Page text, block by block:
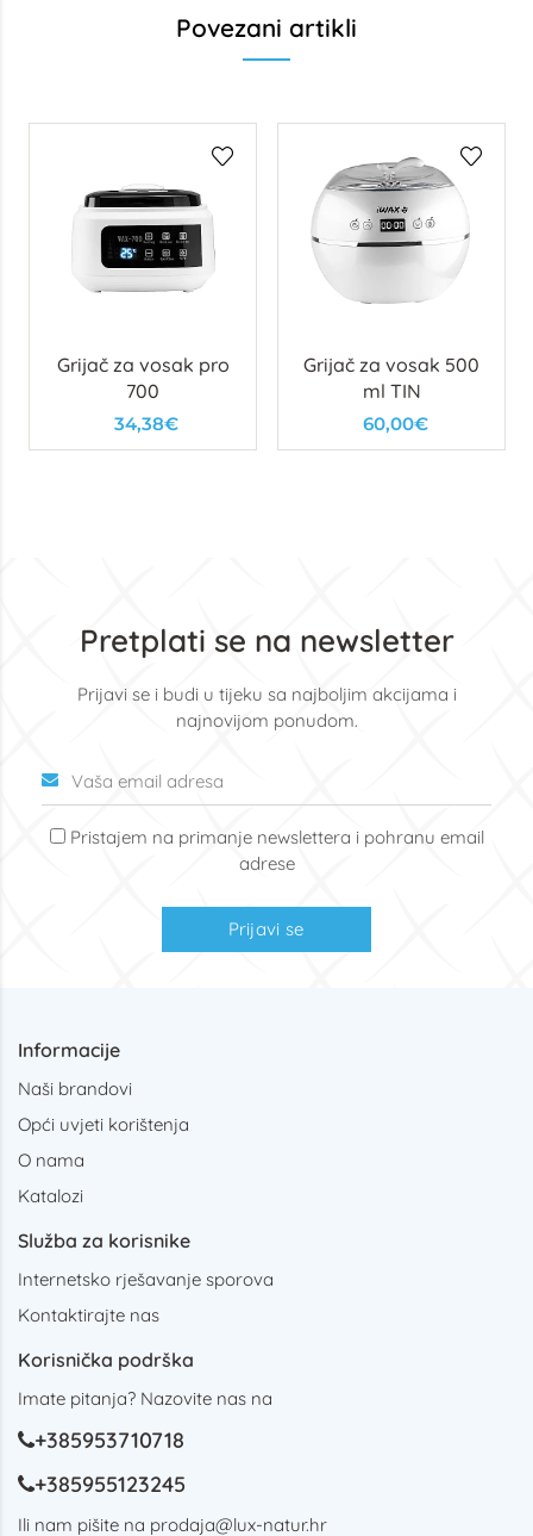
Povezani artikli
Grijač za vosak pro
700
34,38€
Grijač za vosak 500
ml TIN
60,00€
Pretplati se na newsletter
Prijavi se i budi u tijeku sa najboljim akcijama i
najnovijom ponudom.
Pristajem na primanje newslettera i pohranu email
adrese
Prijavi se
Informacije
Naši brandovi
Opći uvjeti korištenja
O nama
Katalozi
Služba za korisnike
Internetsko rješavanje sporova
Kontaktirajte nas
Korisnička podrška
Imate pitanja? Nazovite nas na
+385953710718
+385955123245
Ili nam pišite na prodaja@lux-natur.hr